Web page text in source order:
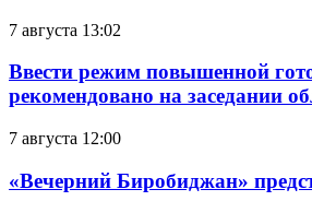
7 августа 13:02
Ввести режим повышенной
рекомендовано на заседании
7 августа 12:00
«Вечерний Биробиджан»